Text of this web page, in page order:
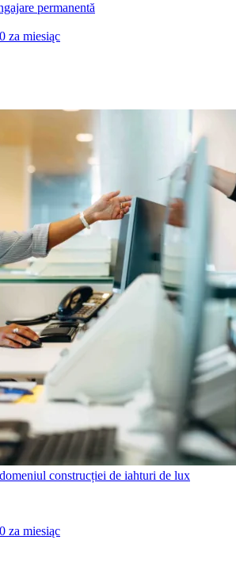
permanentă
za miesiąc
construcției de iahturi de lux
za miesiąc